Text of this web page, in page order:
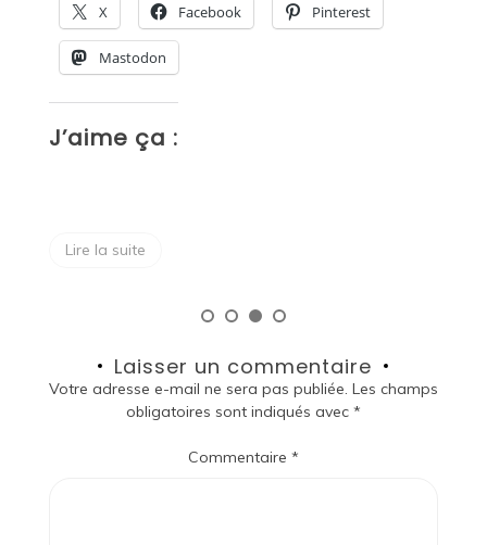
X Facebook Pinterest
Mastodon
J’aime ça :
Lire la suite
Laisser un commentaire
Votre adresse e-mail ne sera pas publiée. Les champs
obligatoires sont indiqués avec *
Commentaire *